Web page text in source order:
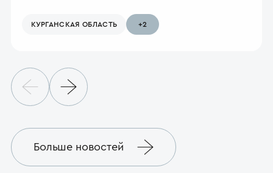
КУРГАНСКАЯ ОБЛАСТЬ +2
Больше новостей